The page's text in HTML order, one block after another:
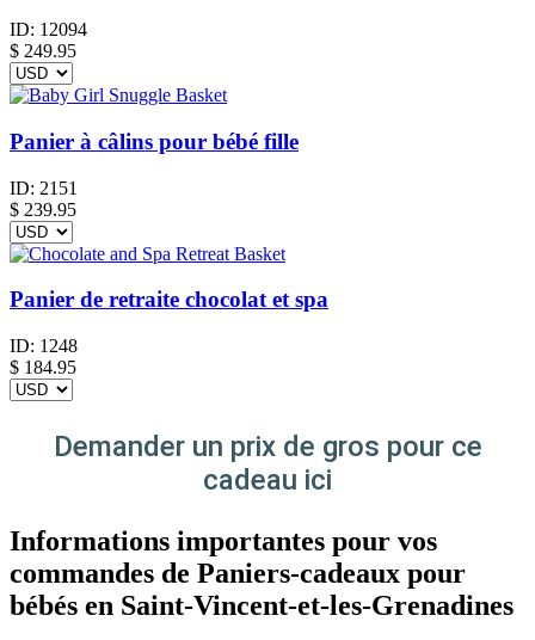
ID: 12094
$ 249.95
Panier à câlins pour bébé fille
ID: 2151
$ 239.95
Panier de retraite chocolat et spa
ID: 1248
$ 184.95
Demander un prix de gros pour ce
cadeau ici
Informations importantes pour vos
commandes de Paniers-cadeaux pour
bébés en Saint-Vincent-et-les-Grenadines